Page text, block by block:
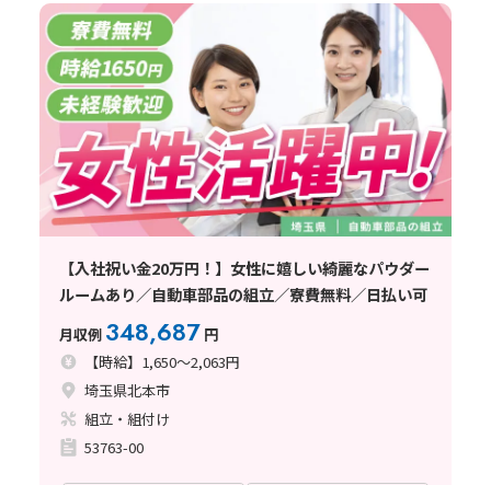
【入社祝い金20万円！】女性に嬉しい綺麗なパウダー
ルームあり／自動車部品の組立／寮費無料／日払い可
月収例 348,687 円
【時給】1,650～2,063円
埼玉県北本市
組立・組付け
53763-00